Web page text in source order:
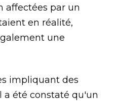
affectées par un
en réalité,
une
impliquant des
a été constaté qu'un